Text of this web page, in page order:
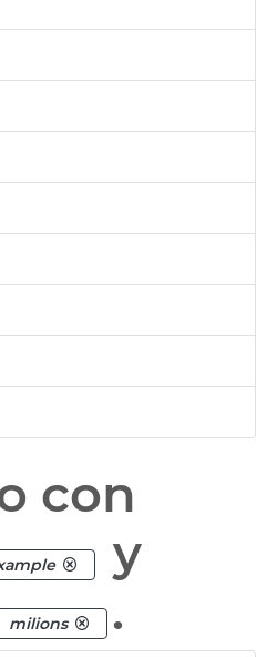
con
y
milions .